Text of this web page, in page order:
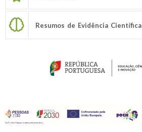
Resumos de Evidência Científica